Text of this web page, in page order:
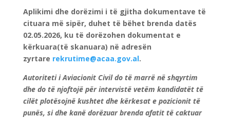
Aplikimi dhe dorëzimi i të gjitha dokumentave të
cituara më sipër, duhet të bëhet brenda datës
02.05.2026, ku të dorëzohen dokumentat e
kërkuara(të skanuara) në adresën
zyrtare rekrutime@acaa.gov.al.
Autoriteti i Aviacionit Civil do të marrë në shqyrtim
dhe do të njoftojë për intervistë vetëm kandidatët të
cilët plotësojnë kushtet dhe kërkesat e pozicionit të
punës, si dhe kanë dorëzuar brenda afatit të caktuar